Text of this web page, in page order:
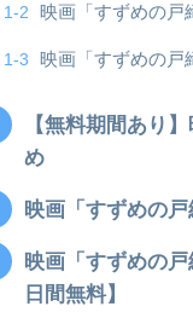
映画「すずめの戸
映画「すずめの戸
【無料期間あり
め
映画「すずめの
映画「すずめの
日間無料】